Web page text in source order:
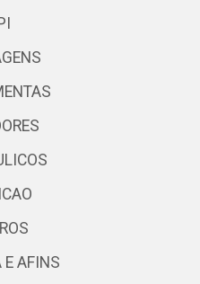
E AFINS